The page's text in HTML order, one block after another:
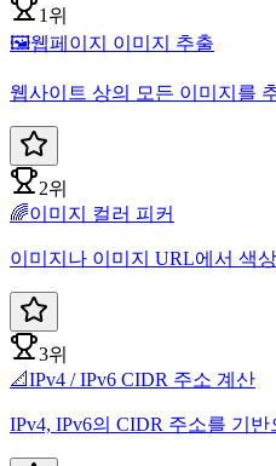
1위
🖼️웹페이지 이미지 추출
웹사이트 상의 모든 이미지를
2위
🌈이미지 컬러 피커
이미지나 이미지 URL에서 색
3위
📐IPv4 / IPv6 CIDR 주소 계산
IPv4, IPv6의 CIDR 주소를 기